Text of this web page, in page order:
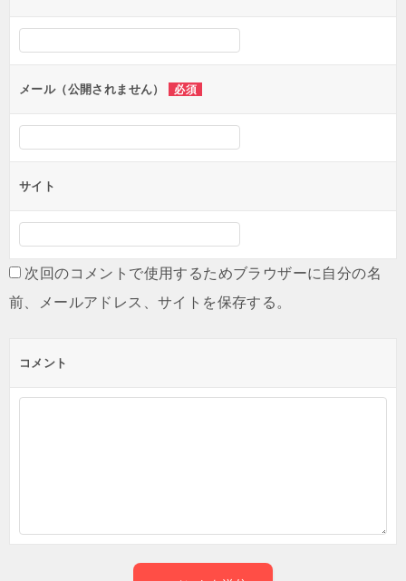
メール（公開されません） 必須
サイト
次回のコメントで使用するためブラウザーに自分の名
前、メールアドレス、サイトを保存する。
コメント